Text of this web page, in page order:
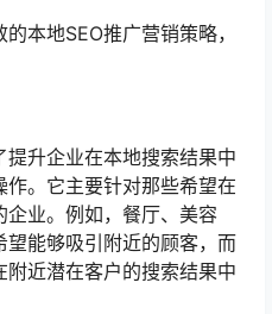
本地SEO推广营销策略，
升企业在本地搜索结果中
。它主要针对那些希望在
企业。例如，餐厅、美容
望能够吸引附近的顾客，而
近潜在客户的搜索结果中